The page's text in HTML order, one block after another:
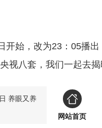
开始，改为23：05播
视八套，我们一起去揭
养眼又养
网站首页